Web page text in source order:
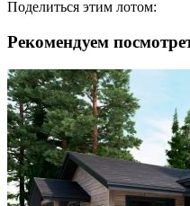
Поделиться этим лотом:
Рекомендуем